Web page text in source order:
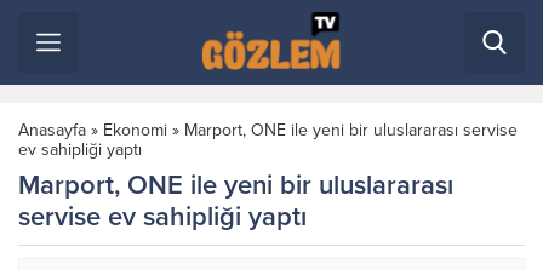
Anasayfa » Ekonomi » Marport, ONE ile yeni bir uluslararası servise
ev sahipliği yaptı
Marport, ONE ile yeni bir uluslararası
servise ev sahipliği yaptı